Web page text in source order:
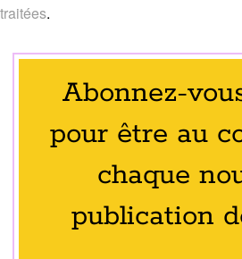
traitées.